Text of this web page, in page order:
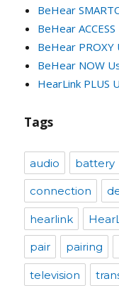
BeHear
BeHear
BeHear PROXY
BeHear NOW
HearLink PLUS
Tags
audio battery
connection
hearlink
pair pairing
television